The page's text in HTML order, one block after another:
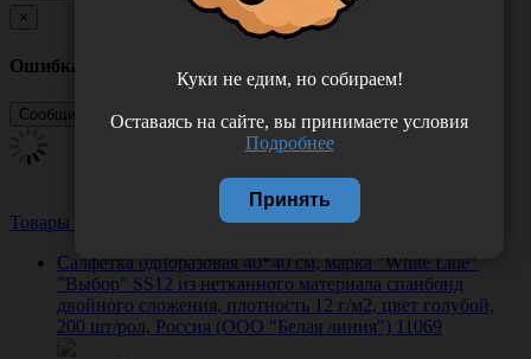
×
Ошибка
Товары из этой категории Посмотреть все
Салфетка одноразовая 40*40 см, марка "White Line"
"Выбор" SS12 из нетканного материала спанбонд
двойного сложения, плотность 12 г/м2, цвет голубой,
200 шт/рол, Россия (ООО "Белая линия") 11069
Куки не едим, но собираем!
Оставаясь на сайте, вы принимаете условия
Подробнее
Принять